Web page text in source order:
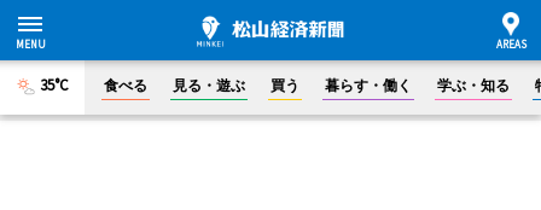
35°C 食べる 見る・遊ぶ 買う 暮らす・働く 学ぶ・知る